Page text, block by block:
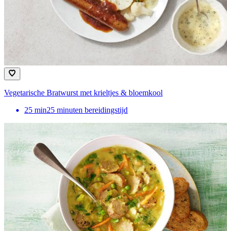
Vegetarische Bratwurst met krieltjes & bloemkool
25 min25 minuten bereidingstijd